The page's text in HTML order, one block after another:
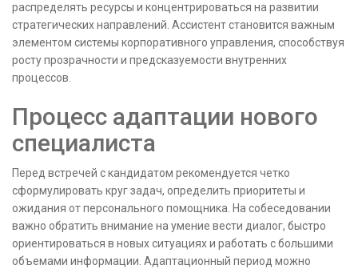
распределять ресурсы и концентрироваться на развитии
стратегических направлений. Ассистент становится важным
элементом системы корпоративного управления, способствуя
росту прозрачности и предсказуемости внутренних
процессов.
Процесс адаптации нового
специалиста
Перед встречей с кандидатом рекомендуется четко
сформулировать круг задач, определить приоритеты и
ожидания от персонального помощника. На собеседовании
важно обратить внимание на умение вести диалог, быстро
ориентироваться в новых ситуациях и работать с большими
объемами информации. Адаптационный период можно